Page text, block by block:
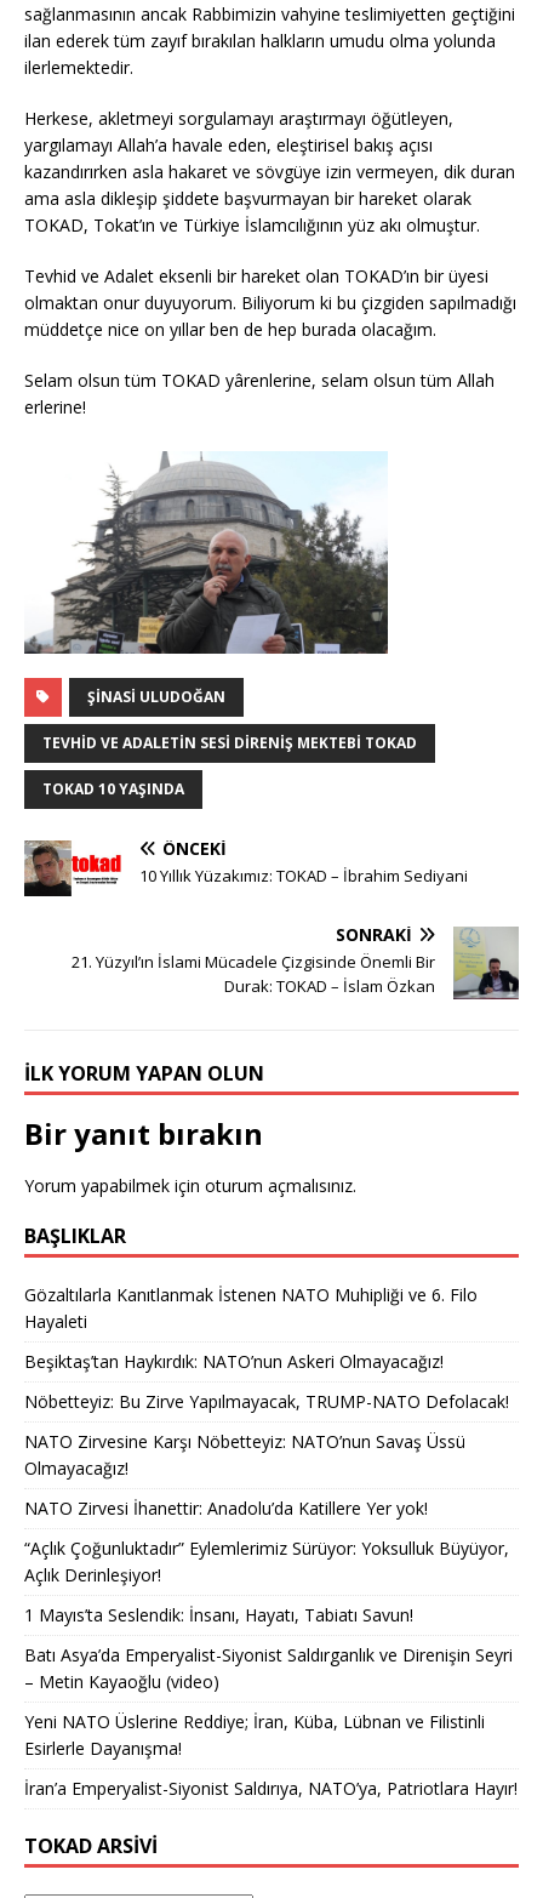
sağlanmasının ancak Rabbimizin vahyine teslimiyetten geçtiğini
ilan ederek tüm zayıf bırakılan halkların umudu olma yolunda
ilerlemektedir.
Herkese, akletmeyi sorgulamayı araştırmayı öğütleyen,
yargılamayı Allah’a havale eden, eleştirisel bakış açısı
kazandırırken asla hakaret ve sövgüye izin vermeyen, dik duran
ama asla dikleşip şiddete başvurmayan bir hareket olarak
TOKAD, Tokat’ın ve Türkiye İslamcılığının yüz akı olmuştur.
Tevhid ve Adalet eksenli bir hareket olan TOKAD’ın bir üyesi
olmaktan onur duyuyorum. Biliyorum ki bu çizgiden sapılmadığı
müddetçe nice on yıllar ben de hep burada olacağım.
Selam olsun tüm TOKAD yârenlerine, selam olsun tüm Allah
erlerine!
ŞINASI ULUDOĞAN
TEVHID VE ADALETIN SESI DIRENIŞ MEKTEBI TOKAD
TOKAD 10 YAŞINDA
ÖNCEKI
10 Yıllık Yüzakımız: TOKAD – İbrahim Sediyani
SONRAKI
21. Yüzyıl’ın İslami Mücadele Çizgisinde Önemli Bir
Durak: TOKAD – İslam Özkan
İLK YORUM YAPAN OLUN
Bir yanıt bırakın
Yorum yapabilmek için oturum açmalısınız.
BAŞLIKLAR
Gözaltılarla Kanıtlanmak İstenen NATO Muhipliği ve 6. Filo
Hayaleti
Beşiktaş’tan Haykırdık: NATO’nun Askeri Olmayacağız!
Nöbetteyiz: Bu Zirve Yapılmayacak, TRUMP-NATO Defolacak!
NATO Zirvesine Karşı Nöbetteyiz: NATO’nun Savaş Üssü
Olmayacağız!
NATO Zirvesi İhanettir: Anadolu’da Katillere Yer yok!
“Açlık Çoğunluktadır” Eylemlerimiz Sürüyor: Yoksulluk Büyüyor,
Açlık Derinleşiyor!
1 Mayıs’ta Seslendik: İnsanı, Hayatı, Tabiatı Savun!
Batı Asya’da Emperyalist-Siyonist Saldırganlık ve Direnişin Seyri
– Metin Kayaoğlu (video)
Yeni NATO Üslerine Reddiye; İran, Küba, Lübnan ve Filistinli
Esirlerle Dayanışma!
İran’a Emperyalist-Siyonist Saldırıya, NATO’ya, Patriotlara Hayır!
TOKAD ARSIVI